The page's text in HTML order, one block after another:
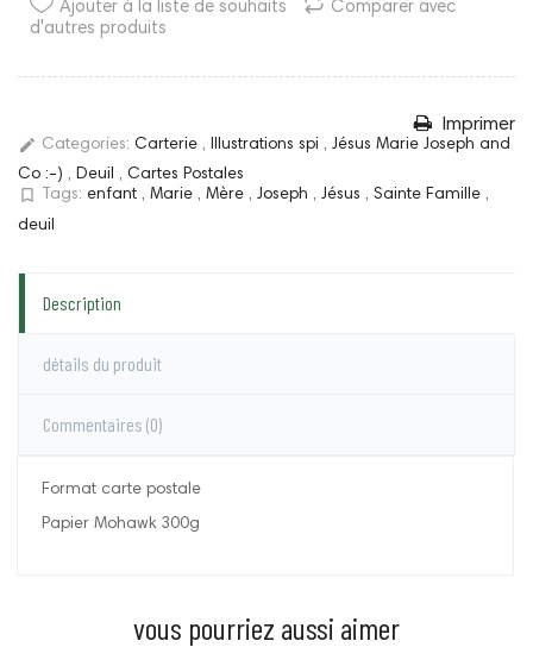
Ajouter à la liste de souhaits
Comparer avec
d'autres produits
Imprimer
edit Categories: Carterie , Illustrations spi , Jésus Marie Joseph and
Co :-) , Deuil , Cartes Postales
bookmark_border Tags: enfant , Marie , Mère , Joseph , Jésus , Sainte Famille ,
deuil
Description
détails du produit
Commentaires (0)
Format carte postale
Papier Mohawk 300g
vous pourriez aussi aimer